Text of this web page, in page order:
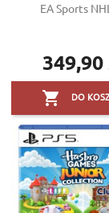
EA Sports
Cena
349,90
 DO